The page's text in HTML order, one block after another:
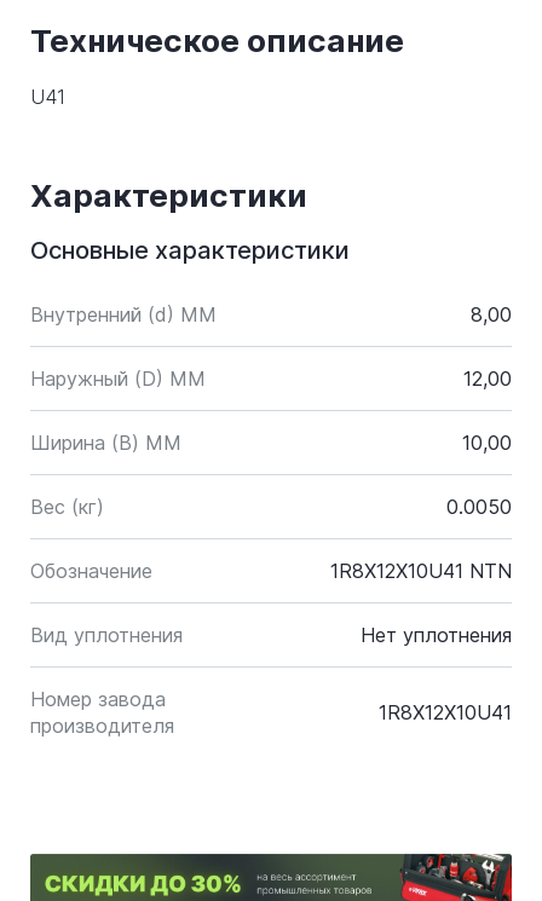
Техническое описание
U41
Характеристики
Основные характеристики
Внутренний (d) ММ 8,00
Наружный (D) ММ 12,00
Ширина (B) MM 10,00
Вес (кг) 0.0050
Обозначение 1R8X12X10U41 NTN
Вид уплотнения Нет уплотнения
Номер завода
производителя
1R8X12X10U41